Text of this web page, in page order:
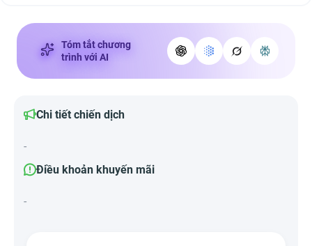
Tóm tắt chương
trình với AI
Chi tiết chiến dịch
-
Điều khoản khuyến mãi
-